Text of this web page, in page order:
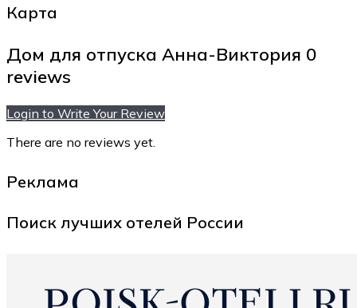
Карта
Дом для отпуска Анна-Виктория 0
reviews
Login to Write Your Review
There are no reviews yet.
Реклама
Поиск лучших отелей России